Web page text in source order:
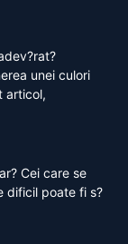
unei culori
articol,
Cei care se
dificil poate fi s?